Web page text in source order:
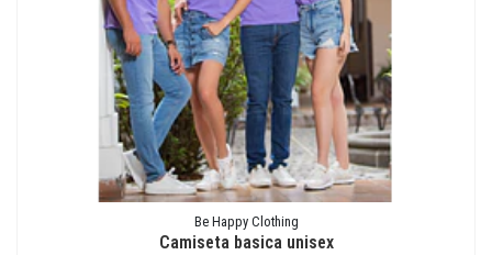
Be Happy Clothing
Camiseta basica unisex